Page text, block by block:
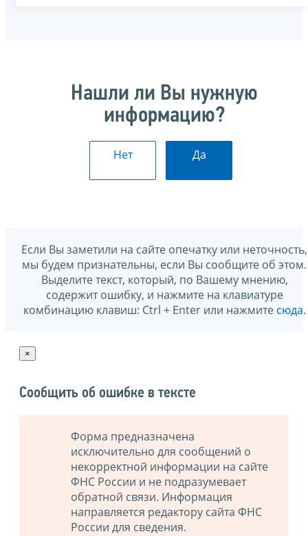
Нашли ли Вы нужную
информацию?
Нет Да
Если Вы заметили на сайте опечатку или неточность,
мы будем признательны, если Вы сообщите об этом.
Выделите текст, который, по Вашему мнению,
содержит ошибку, и нажмите на клавиатуре
комбинацию клавиш: Ctrl + Enter или нажмите сюда.
×
Сообщить об ошибке в тексте
Форма предназначена
исключительно для сообщений о
некорректной информации на сайте
ФНС России и не подразумевает
обратной связи. Информация
направляется редактору сайта ФНС
России для сведения.